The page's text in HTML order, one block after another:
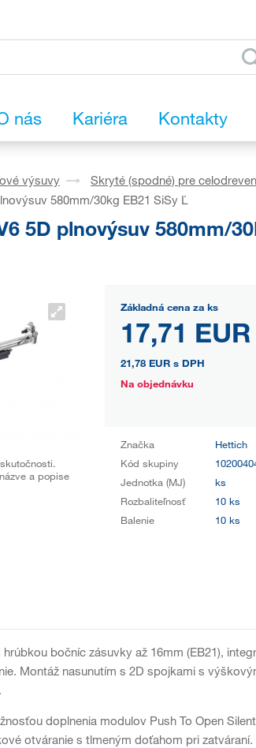
nás Kariéra Kontakty
výsuvy Skryté (spodné) pre
580mm/30kg EB21 SiSy Ľ
5D plnovýsuv 580mm/
a popise
Základná cena za ks
17,71 EUR
21,78 EUR s DPH
Na objednávku
Značka
Hettich
Kód skupiny
Jednotka (MJ)
ks
Rozbaliteľnosť
10 ks
Balenie
10 ks
bočníc zásuvky až 16mm (EB21),
Montáž nasunutím s 2D spojkami s
doplnenia modulov Push To Open
otváranie s tlmeným doťahom pri